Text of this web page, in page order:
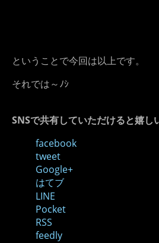
ということで今回は以上です。
それでは～ﾉｼ
SNSで共有していただけると嬉し
facebook
tweet
Google+
はてブ
LINE
Pocket
RSS
feedly